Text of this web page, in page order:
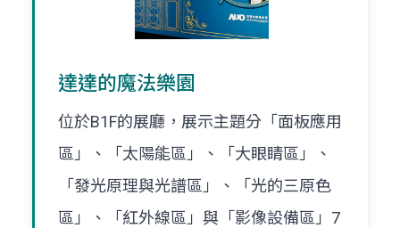
達達的魔法樂園
位於B1F的展廳，展示主題分「面板應用
區」、「太陽能區」、「大眼睛區」、
「發光原理與光譜區」、「光的三原色
區」、「紅外線區」與「影像設備區」7